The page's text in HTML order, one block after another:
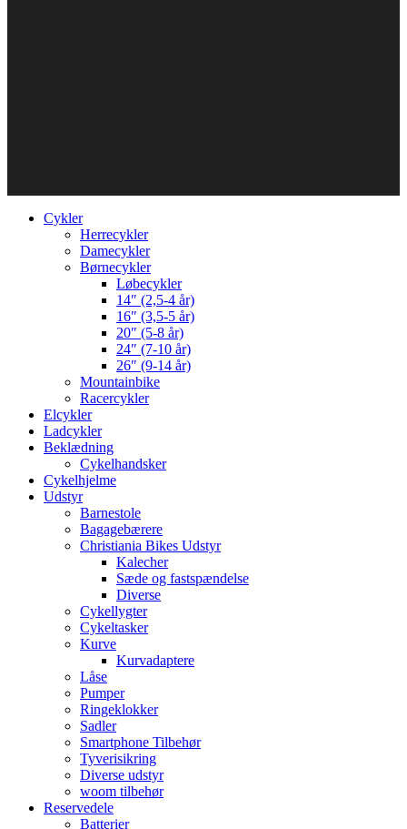
Cykler
Herrecykler
Damecykler
Børnecykler
Løbecykler
14″ (2,5-4 år)
16″ (3,5-5 år)
20″ (5-8 år)
24″ (7-10 år)
26″ (9-14 år)
Mountainbike
Racercykler
Elcykler
Ladcykler
Beklædning
Cykelhandsker
Cykelhjelme
Udstyr
Barnestole
Bagagebærere
Christiania Bikes Udstyr
Kalecher
Sæde og fastspændelse
Diverse
Cykellygter
Cykeltasker
Kurve
Kurvadaptere
Låse
Pumper
Ringeklokker
Sadler
Smartphone Tilbehør
Tyverisikring
Diverse udstyr
woom tilbehør
Reservedele
Batterier